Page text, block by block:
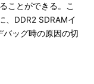
ことができる。こ
、DDR2 SDRAMイ
ッグ時の原因の切